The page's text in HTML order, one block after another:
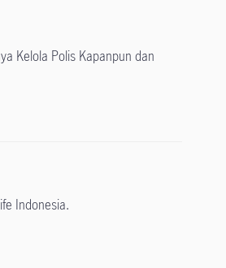
Kelola Polis Kapanpun dan
Indonesia.